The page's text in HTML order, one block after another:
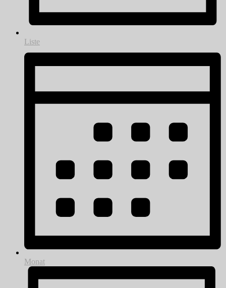
Liste
Monat